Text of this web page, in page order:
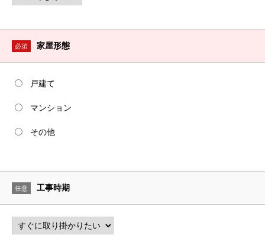
必須 家屋形態
戸建て
マンション
その他
任意 工事時期